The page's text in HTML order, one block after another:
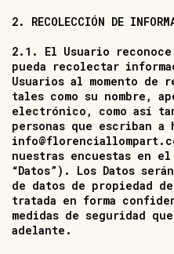
2. RECOLECCIÓN DE
2.1. El Usuario reconoce
pueda recolectar
Usuarios al momento
tales como su nombre,
electrónico, como así
personas que escriban a
nuestras encuestas en
“Datos”). Los Datos
de datos de propiedad
tratada en forma
medidas de seguridad
adelante.